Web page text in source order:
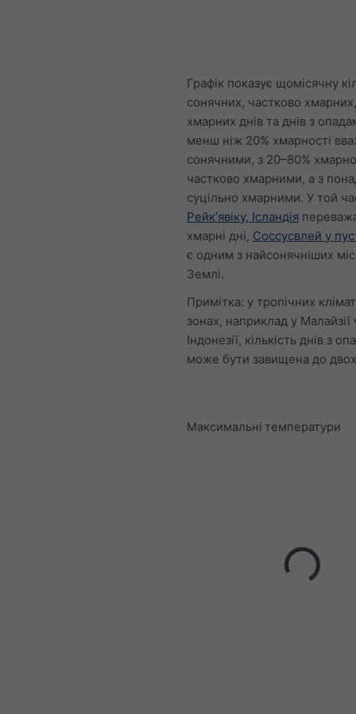
Графік показує щомісячну
сонячних, частково
хмарних днів та днів з
менш ніж 20% хмарності
сонячними, з 20–80%
частково хмарними, а з
суцільно хмарними. У той
Рейкʼявіку, Ісландія
хмарні дні, Соссусвлей у
є одним з найсонячніших
Землі.
Примітка: у тропічних
зонах, наприклад у Малайзії
Індонезії, кількість днів з
може бути завищена до двох
Максимальні температури